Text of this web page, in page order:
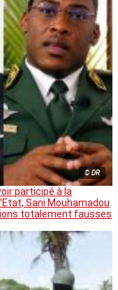
© DR
participé à la
Sani Mouhamadou
totalement fausses